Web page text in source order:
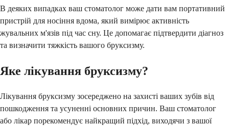
В деяких випадках ваш стоматолог може дати вам портативний
пристрій для носіння вдома, який вимірює активність
жувальних м'язів під час сну. Це допомагає підтвердити діагноз
та визначити тяжкість вашого бруксизму.
Яке лікування бруксизму?
Лікування бруксизму зосереджено на захисті ваших зубів від
пошкодження та усуненні основних причин. Ваш стоматолог
або лікар порекомендує найкращий підхід, виходячи з вашої